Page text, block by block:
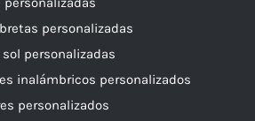
personalizadas
sol personalizadas
inalámbricos personalizados
personalizados